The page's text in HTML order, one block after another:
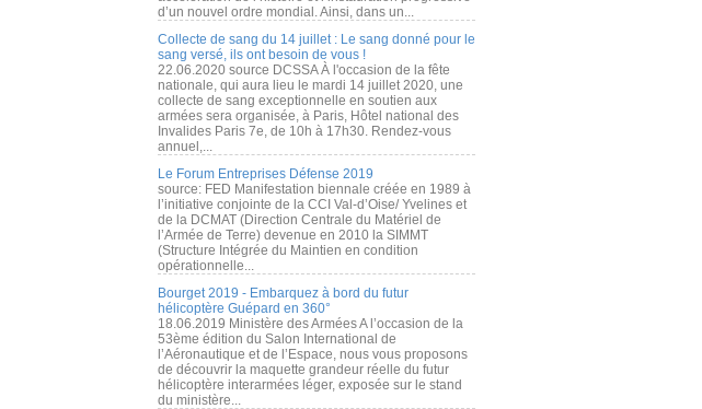
d’un nouvel ordre mondial. Ainsi, dans un...
Collecte de sang du 14 juillet : Le sang donné pour le
sang versé, ils ont besoin de vous !
22.06.2020 source DCSSA À l'occasion de la fête
nationale, qui aura lieu le mardi 14 juillet 2020, une
collecte de sang exceptionnelle en soutien aux
armées sera organisée, à Paris, Hôtel national des
Invalides Paris 7e, de 10h à 17h30. Rendez-vous
annuel,...
Le Forum Entreprises Défense 2019
source: FED Manifestation biennale créée en 1989 à
l’initiative conjointe de la CCI Val-d’Oise/ Yvelines et
de la DCMAT (Direction Centrale du Matériel de
l’Armée de Terre) devenue en 2010 la SIMMT
(Structure Intégrée du Maintien en condition
opérationnelle...
Bourget 2019 - Embarquez à bord du futur
hélicoptère Guépard en 360°
18.06.2019 Ministère des Armées A l’occasion de la
53ème édition du Salon International de
l’Aéronautique et de l’Espace, nous vous proposons
de découvrir la maquette grandeur réelle du futur
hélicoptère interarmées léger, exposée sur le stand
du ministère...